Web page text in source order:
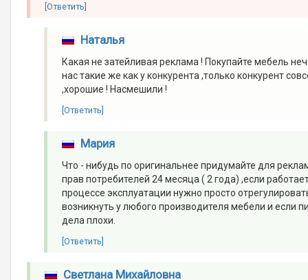
[Ответить]
Наталья
Какая не затейливая реклама ! Покупайте мебель
нас такие же как у конкурента ,только конкурент
,хорошие ! Насмешили !
[Ответить]
Мария
Что - нибудь по оригинальнее придумайте для
прав потребителей 24 месяца ( 2 года) ,если
процессе эксплуатации нужно просто
возникнуть у любого производителя мебели и если
дела плохи.
[Ответить]
Светлана Михайловна